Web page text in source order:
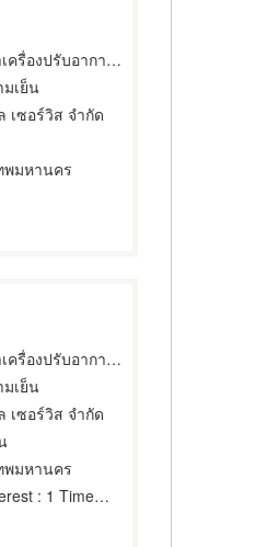
รับซ่อมชิลเลอร์และบำรุงรักษาเครื่องปรับอากาศ - T.S Cool Services
มเย็น
เซอร์วิส จำกัด
พมหานคร
รับซ่อมชิลเลอร์และบำรุงรักษาเครื่องปรับอากาศ - T.S Cool Services
มเย็น
เซอร์วิส จำกัด
พมหานคร
: 1 Time(s)